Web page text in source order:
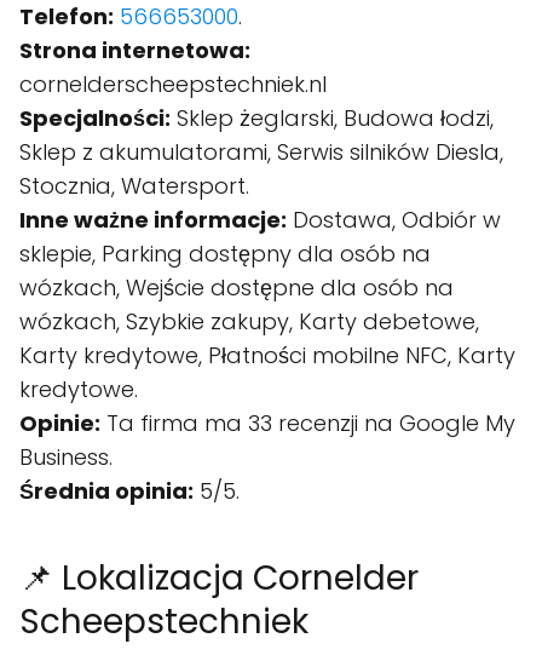
Telefon: 566653000.
Strona internetowa:
cornelderscheepstechniek.nl
Specjalności: Sklep żeglarski, Budowa łodzi,
Sklep z akumulatorami, Serwis silników Diesla,
Stocznia, Watersport.
Inne ważne informacje: Dostawa, Odbiór w
sklepie, Parking dostępny dla osób na
wózkach, Wejście dostępne dla osób na
wózkach, Szybkie zakupy, Karty debetowe,
Karty kredytowe, Płatności mobilne NFC, Karty
kredytowe.
Opinie: Ta firma ma 33 recenzji na Google My
Business.
Średnia opinia: 5/5.
📌 Lokalizacja Cornelder
Scheepstechniek